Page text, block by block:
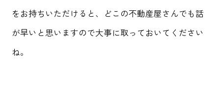
をお持ちいただけると、どこの不動産屋さんでも話
が早いと思いますので大事に取っておいてください
ね。